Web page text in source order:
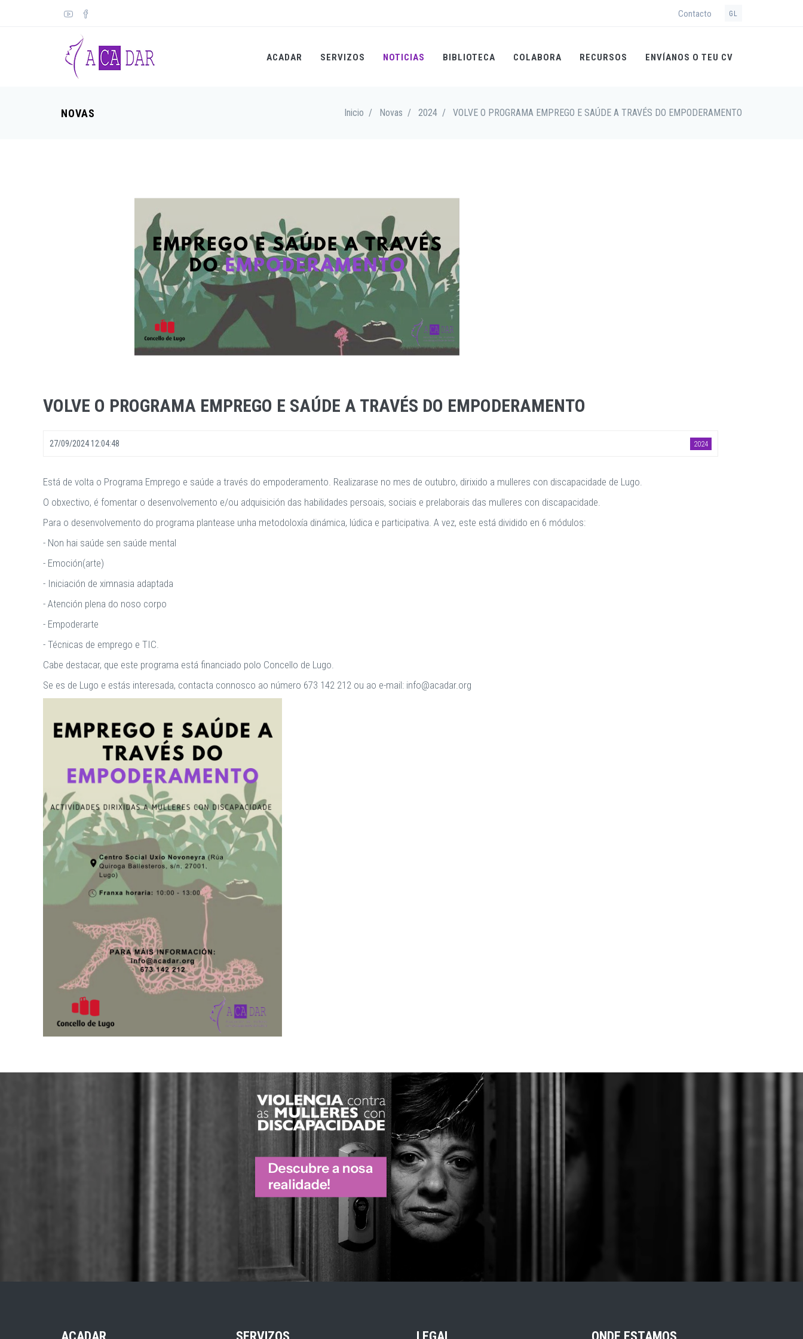
Contacto GL
ACADAR SERVIZOS NOTICIAS BIBLIOTECA COLABORA RECURSOS ENVÍANOS O TEU CV
NOVAS Inicio / Novas / 2024 / VOLVE O PROGRAMA EMPREGO E SAÚDE A TRAVÉS DO EMPODERAMENTO
VOLVE O PROGRAMA EMPREGO E SAÚDE A TRAVÉS DO EMPODERAMENTO
27/09/2024 12:04:48 2024
Está de volta o Programa Emprego e saúde a través do empoderamento. Realizarase no mes de outubro, dirixido a mulleres con discapacidade de Lugo.
O obxectivo, é fomentar o desenvolvemento e/ou adquisición das habilidades persoais, sociais e prelaborais das mulleres con discapacidade.
Para o desenvolvemento do programa plantease unha metodoloxía dinámica, lúdica e participativa. A vez, este está dividido en 6 módulos:
- Non hai saúde sen saúde mental
- Emoción(arte)
- Iniciación de ximnasia adaptada
- Atención plena do noso corpo
- Empoderarte
- Técnicas de emprego e TIC.
Cabe destacar, que este programa está financiado polo Concello de Lugo.
Se es de Lugo e estás interesada, contacta connosco ao número 673 142 212 ou ao e-mail: info@acadar.org